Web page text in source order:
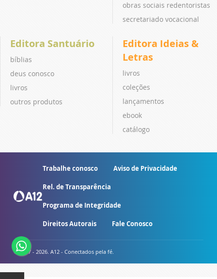
obras sociais redentoristas
secretariado vocacional
Editora Santuário
bíblias
deus conosco
livros
outros produtos
Editora Ideias &
Letras
livros
coleções
lançamentos
ebook
catálogo
Trabalhe conosco Aviso de Privacidade
Rel. de Transparência
Programa de Integridade
Direitos Autorais Fale Conosco
© 2007 - 2026. A12 - Conectados pela fé.